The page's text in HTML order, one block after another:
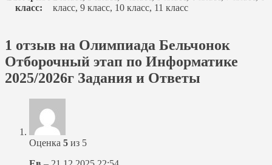
класс:
класс, 9 класс, 10 класс, 11 класс
1 отзыв на Олимпиада Бельчонок
Отборочный этап по Информатике
2025/2026г Задания и Ответы
Оценка 5 из 5